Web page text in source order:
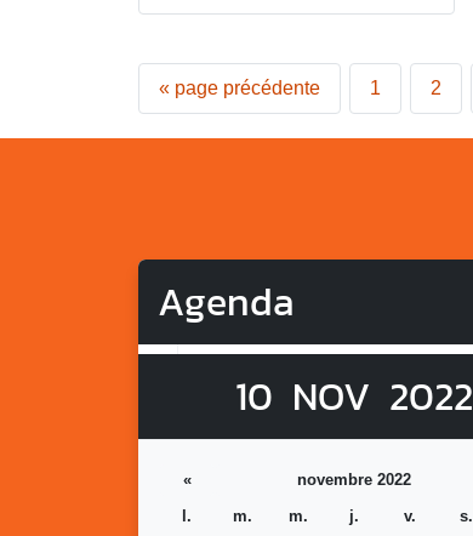
« page précédente 1 2
Agenda
10 NOV 2022
« novembre 2022
l.
m. m. j. v. s.